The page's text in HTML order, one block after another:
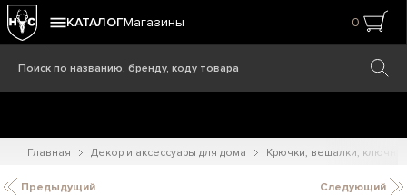
КАТАЛОГМагазины 0
Главная Декор и аксессуары для дома Крючки, вешалки,
Предыдущий Следующий